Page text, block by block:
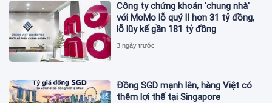
Công ty chứng khoán 'chung nhà'
với MoMo lỗ quý II hơn 31 tỷ đồng,
lỗ lũy kế gần 181 tỷ đồng
3 ngày trước
Đồng SGD mạnh lên, hàng Việt có
thêm lợi thế tại Singapore